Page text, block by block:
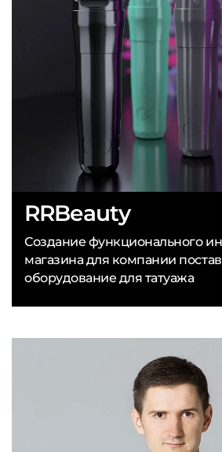
RRBeauty
Создание функционального
магазина для компании
оборудование для татуажа